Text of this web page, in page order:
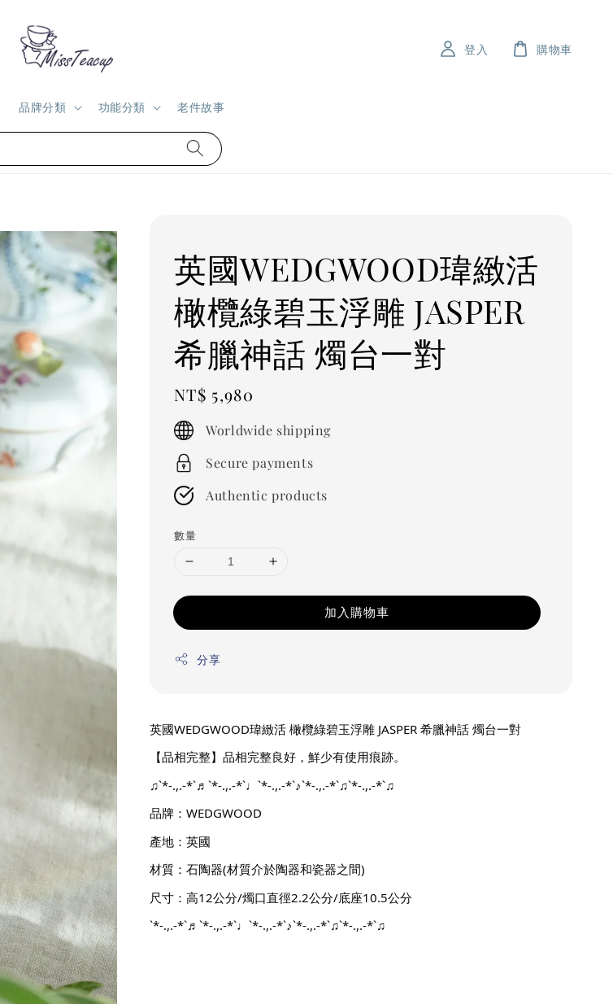
品牌分類 功能分類 老件故事
登入 購物車
英國WEDGWOOD瑋緻活
橄欖綠碧玉浮雕 JASPER
希臘神話 燭台一對
Regular
price
NT$ 5,980
Worldwide shipping
Secure payments
Authentic products
數量
加入購物車
分享
英國WEDGWOOD瑋緻活 橄欖綠碧玉浮雕 JASPER 希臘神話 燭台一對
【品相完整】品相完整良好，鮮少有使用痕跡。
♫`*-.,.-*`♬`*-.,.-*`♩`*-.,.-*`♪`*-.,.-*`♫`*-.,.-*`♫
品牌：WEDGWOOD
產地：英國
材質：石陶器(材質介於陶器和瓷器之間)
尺寸：高12公分/燭口直徑2.2公分/底座10.5公分
`*-.,.-*`♬`*-.,.-*`♩`*-.,.-*`♪`*-.,.-*`♫`*-.,.-*`♫